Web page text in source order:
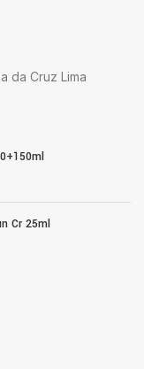
da Cruz Lima
Cr 25ml